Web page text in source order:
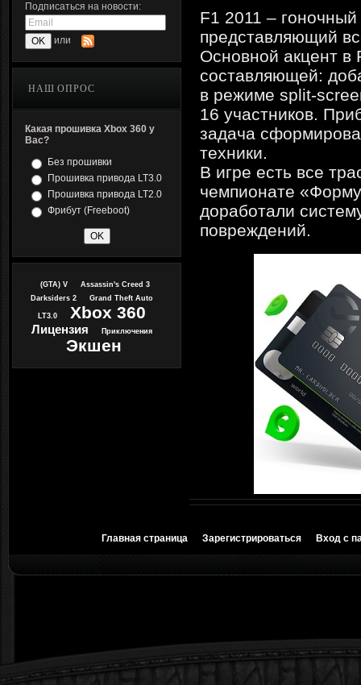
Подписаться на новости:
или
НАШ ОПРОС
Какая прошивка Xbox 360 у
Вас?
Без прошивки
Прошивка привода LT3.0
Прошивка привода LT2.0
Фрибут (Freeboot)
(GTA) V
Assassin's Creed 3
Darksiders 2
Grand Theft Auto
LT3.0 Xbox 360
Лицензия Приключения
Экшен
F1 2011 –
представляющий
Основной акцент в
составляющей:
в режиме split-
16 участников.
задача
техники.
В игре есть все
чемпионате
доработали
повреждений.
Главная страница Зарегистрироваться Вход с